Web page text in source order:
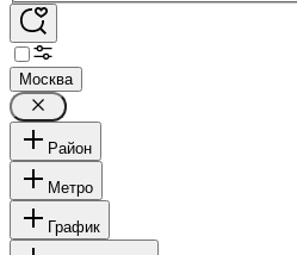
Москва
Район
Метро
График